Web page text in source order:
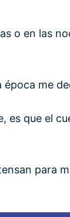
o en las
época me
es que el
para